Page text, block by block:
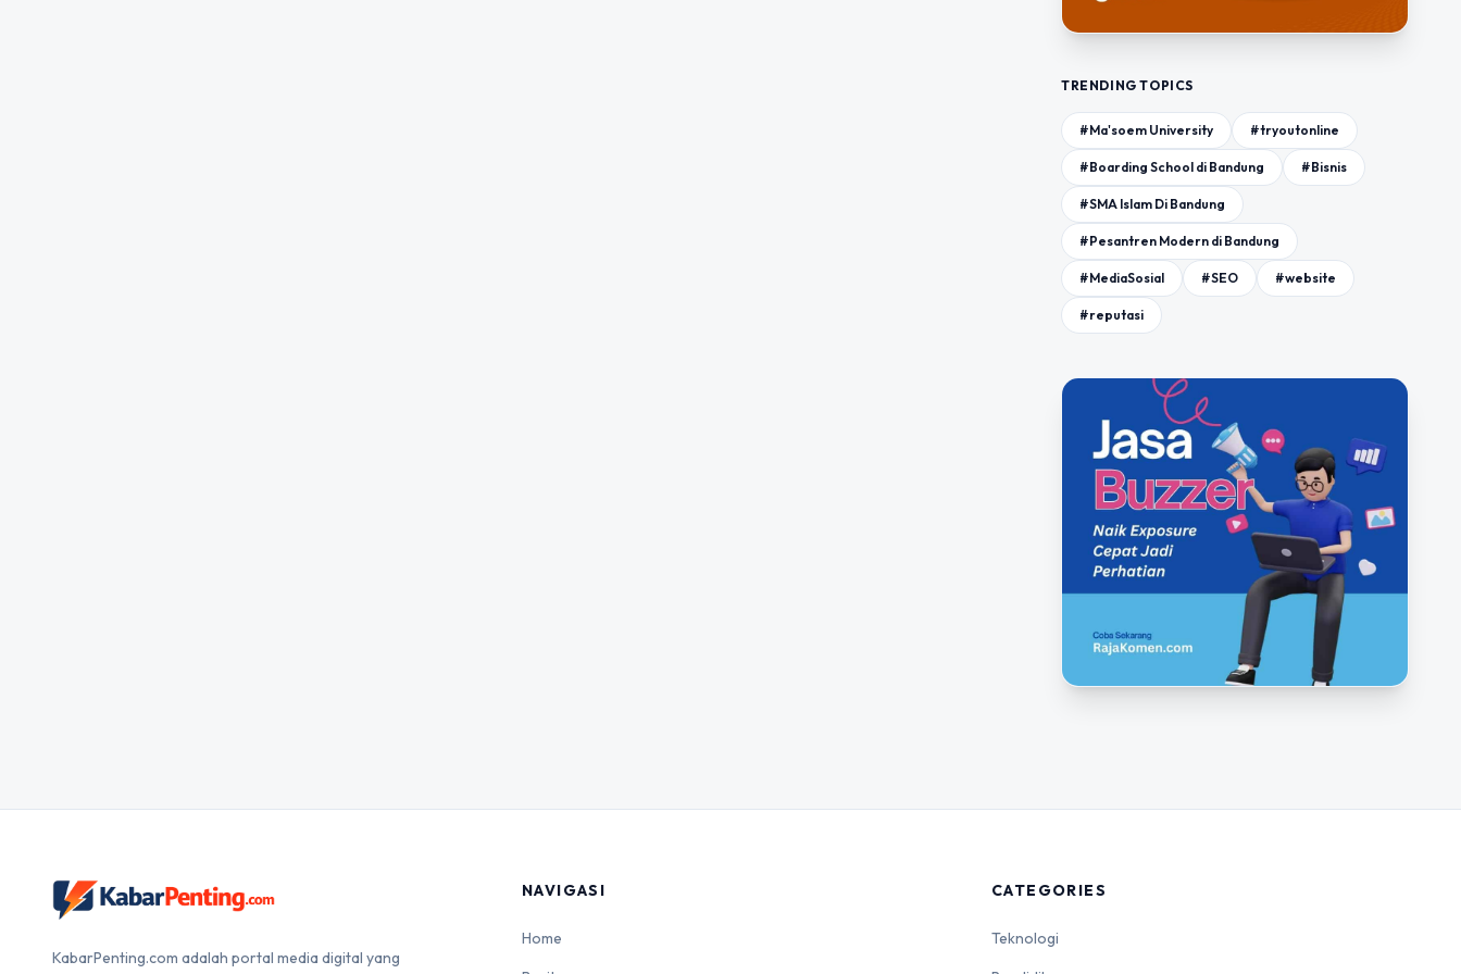
TRENDING TOPICS
#Ma'soem University #tryoutonline
#Boarding School di Bandung #Bisnis
#SMA Islam Di Bandung
#Pesantren Modern di Bandung
#MediaSosial #SEO #website
#reputasi
KabarPenting.com adalah portal media digital yang
NAVIGASI
Home
CATEGORIES
Teknologi